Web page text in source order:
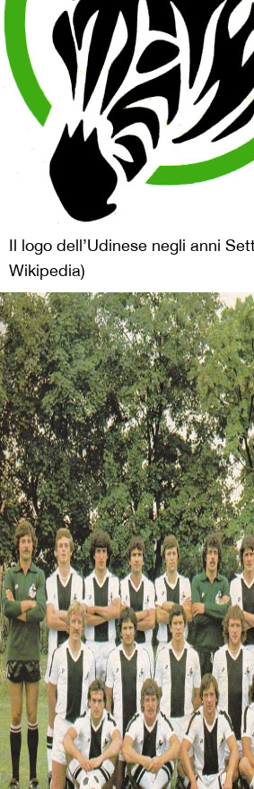
Il logo dell’Udinese negli anni
Wikipedia)